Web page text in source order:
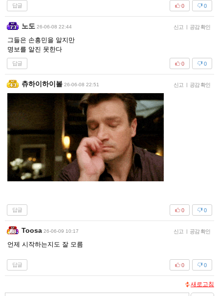
답글 0
0
노도 26-06-08 22:44 신고 | 공감 확인
그들은 손흥민을 알지만
명보를 알진 못한다
답글 0
0
츄하이하이볼 26-06-08 22:51 신고 | 공감 확인
답글 0
0
Toosa 26-06-09 10:17 신고 | 공감 확인
언제 시작하는지도 잘 모름
답글 0
0
새로고침